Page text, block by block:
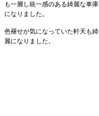
も一層し統一感のある綺麗な車庫
になりました。
色褪せが気になっていた軒天も綺
麗になりました。